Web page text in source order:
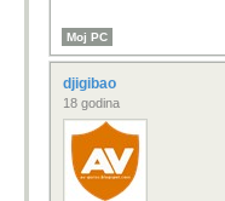
Moj PC
djigibao
18 godina